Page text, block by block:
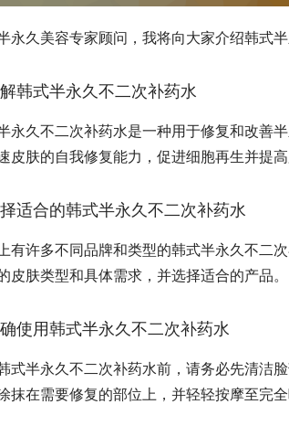
永久美容专家顾问，我将向大家介绍韩式
韩式半永久不二次补药水
永久不二次补药水是一种用于修复和改善
皮肤的自我修复能力，促进细胞再生并提
适合的韩式半永久不二次补药水
有许多不同品牌和类型的韩式半永久不二
皮肤类型和具体需求，并选择适合的产品。
使用韩式半永久不二次补药水
式半永久不二次补药水前，请务必先清洁
抹在需要修复的部位上，并轻轻按摩至完